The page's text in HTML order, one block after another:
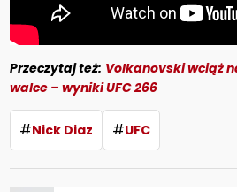
Przeczytaj też: Volkanovski wciąż
walce – wyniki UFC 266
#Nick Diaz #UFC